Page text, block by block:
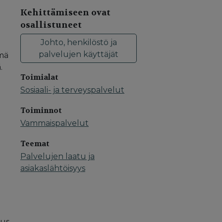
Kehittämiseen ovat
osallistuneet
Johto, henkilöstö ja
palvelujen käyttäjät
Toimialat
Sosiaali- ja terveyspalvelut
Toiminnot
Vammaispalvelut
Teemat
Palvelujen laatu ja
asiakaslähtöisyys